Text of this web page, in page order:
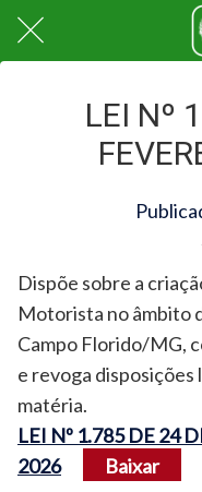
LEI Nº
Dispõe sobre a
Motorista no âmbito
Campo Florido/MG,
e revoga
matéria.
LEI Nº 1.785 DE 24
2026
Baixar